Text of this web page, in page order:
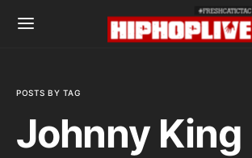
POSTS BY TAG
Johnny King